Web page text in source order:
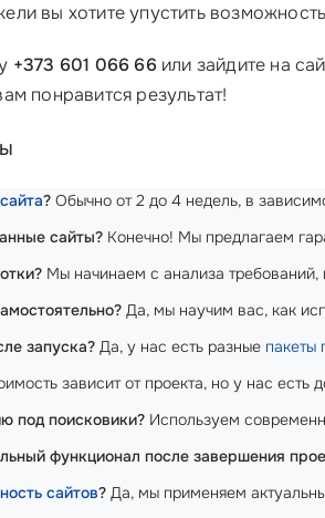
вы хотите упустить
+373 601 066 66или зайдите на
понравится результат!
? Обычно от 2 до 4 недель, в
сайты? Конечно! Мы предлагаем
Мы начинаем с анализа
Да, мы научим вас, как
запуска? Да, у нас есть разные пакеты
зависит от проекта, но у нас есть
под поисковики? Используем
функционал после завершения
сайтов? Да, мы применяем